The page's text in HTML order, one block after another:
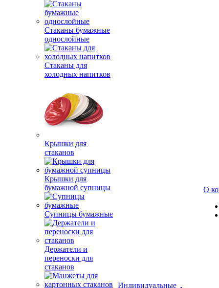
Стаканы бумажные
однослойные
Стаканы для
холодных напитков
Крышки для
стаканов
Крышки для
бумажной супницы
Супницы бумажные
Держатели и
переноски для
стаканов
Индивидуальные
О